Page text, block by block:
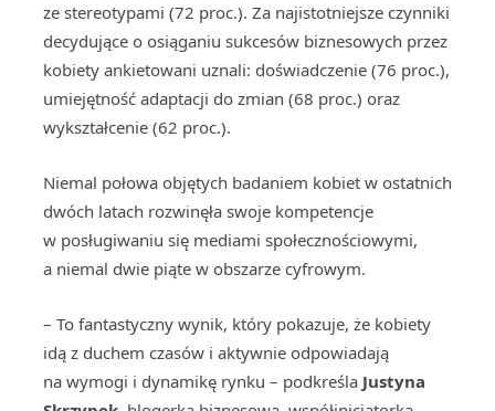
ze stereotypami (72 proc.). Za najistotniejsze czynniki
decydujące o osiąganiu sukcesów biznesowych przez
kobiety ankietowani uznali: doświadczenie (76 proc.),
umiejętność adaptacji do zmian (68 proc.) oraz
wykształcenie (62 proc.).
Niemal połowa objętych badaniem kobiet w ostatnich
dwóch latach rozwinęła swoje kompetencje
w posługiwaniu się mediami społecznościowymi,
a niemal dwie piąte w obszarze cyfrowym.
– To fantastyczny wynik, który pokazuje, że kobiety
idą z duchem czasów i aktywnie odpowiadają
na wymogi i dynamikę rynku – podkreśla Justyna